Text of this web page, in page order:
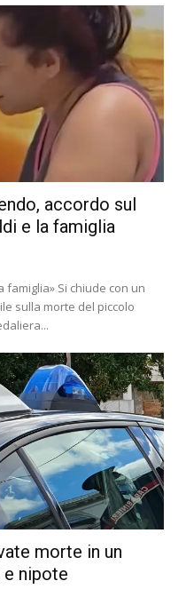
accordo sul
e la famiglia
famiglia» Si chiude con un
sulla morte del piccolo
morte in un
e nipote